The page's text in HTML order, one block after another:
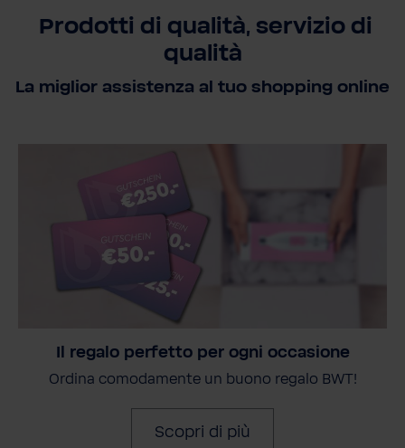
Prodotti di qualità, servizio di
qualità
La miglior assistenza al tuo shopping online
Il regalo perfetto per ogni occasione
Ordina comodamente un buono regalo BWT!
Scopri di più